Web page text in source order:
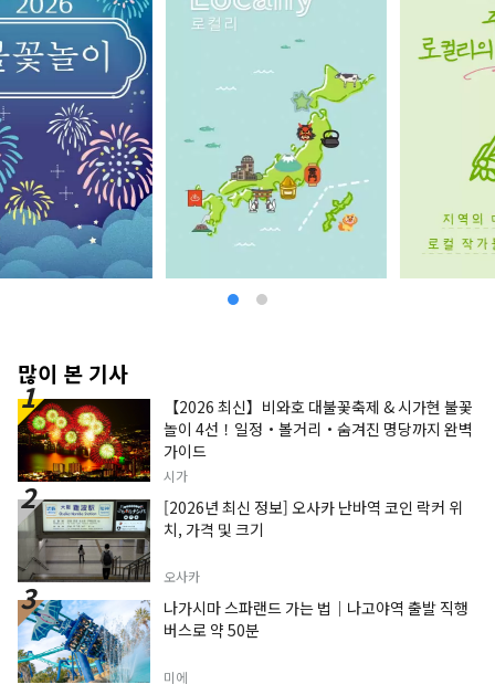
많이 본 기사
【2026 최신】비와호 대불꽃축제 & 시가현 불꽃
놀이 4선！일정・볼거리・숨겨진 명당까지 완벽
가이드
시가
[2026년 최신 정보] 오사카 난바역 코인 락커 위
치, 가격 및 크기
오사카
나가시마 스파랜드 가는 법｜나고야역 출발 직행
버스로 약 50분
미에